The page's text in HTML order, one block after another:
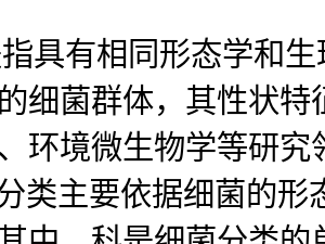
有相同形态学和生
细菌群体，其性状
环境微生物学等研
主要依据细菌的形